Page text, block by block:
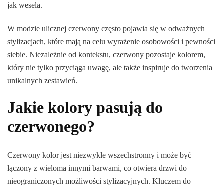
jak wesela.
W modzie ulicznej czerwony często pojawia się w odważnych
stylizacjach, które mają na celu wyrażenie osobowości i pewności
siebie. Niezależnie od kontekstu, czerwony pozostaje kolorem,
który nie tylko przyciąga uwagę, ale także inspiruje do tworzenia
unikalnych zestawień.
Jakie kolory pasują do
czerwonego?
Czerwony kolor jest niezwykle wszechstronny i może być
łączony z wieloma innymi barwami, co otwiera drzwi do
nieograniczonych możliwości stylizacyjnych. Kluczem do